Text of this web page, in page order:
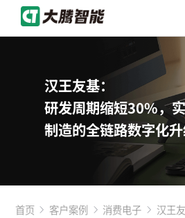
汉王友基：
研发周期缩短30%，
制造的全链路数字化
首页 客户案例 消费电子
汉王